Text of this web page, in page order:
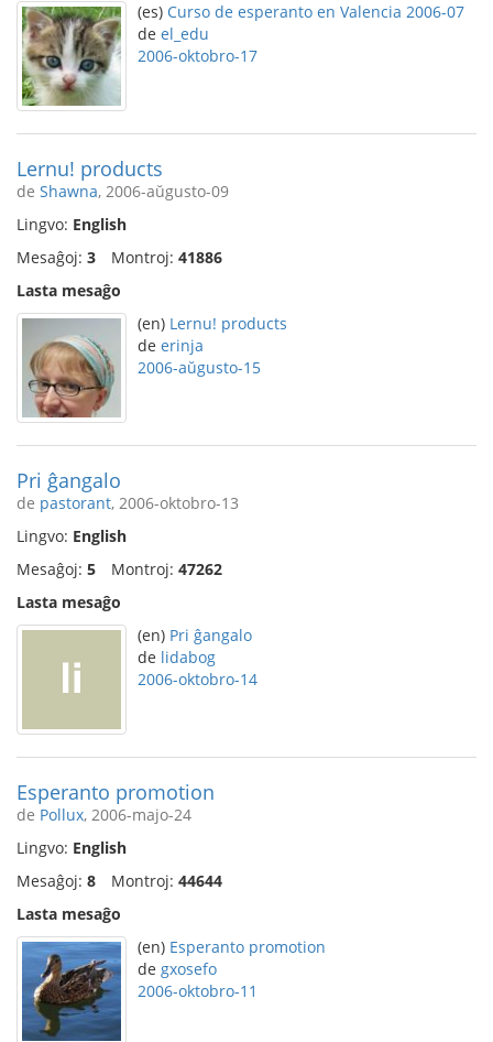
(es) Curso de esperanto en Valencia 2006-07
de el_edu
2006-oktobro-17
Lernu! products
de Shawna, 2006-aŭgusto-09
Lingvo: English
Mesaĝoj: 3 Montroj: 41886
Lasta mesaĝo
(en) Lernu! products
de erinja
2006-aŭgusto-15
Pri ĝangalo
de pastorant, 2006-oktobro-13
Lingvo: English
Mesaĝoj: 5 Montroj: 47262
Lasta mesaĝo
(en) Pri ĝangalo
de lidabog
2006-oktobro-14
Esperanto promotion
de Pollux, 2006-majo-24
Lingvo: English
Mesaĝoj: 8 Montroj: 44644
Lasta mesaĝo
(en) Esperanto promotion
de gxosefo
2006-oktobro-11